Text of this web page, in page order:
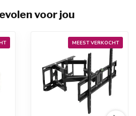
voor jou
MEEST VERKOCHT